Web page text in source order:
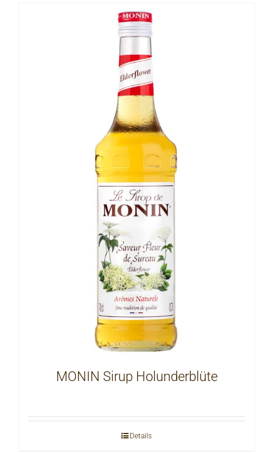
MONIN Sirup Holunderblüte
Details